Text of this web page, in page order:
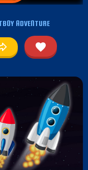
ADVENTURE